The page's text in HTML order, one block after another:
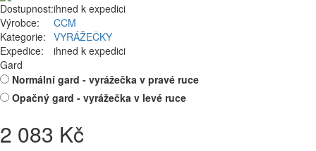
Dostupnost:ihned k expedici
Výrobce:
CCM
Kategorie: VYRÁŽEČKY
Expedice:
ihned k expedici
Gard
Normální gard - vyrážečka v pravé ruce
Opačný gard - vyrážečka v levé ruce
2 083 Kč